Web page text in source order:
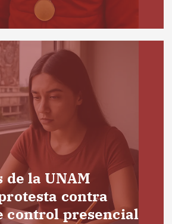
la UNAM
contra
control presencial